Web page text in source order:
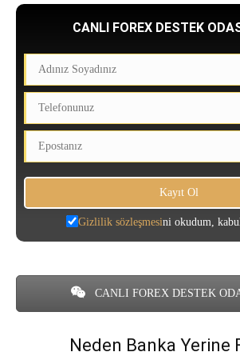
CANLI FOREX DESTEK
Gizlilik sözleşmesini okudum,
CANLI FOREX DESTEK
Neden Banka Yerine